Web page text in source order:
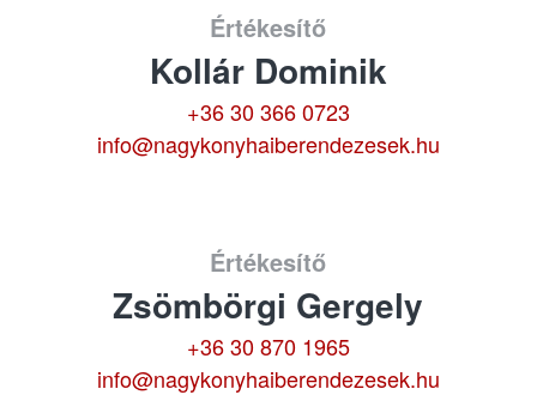
Értékesítő
Kollár Dominik
+36 30 366 0723
info@nagykonyhaiberendezesek.hu
Értékesítő
Zsömbörgi Gergely
+36 30 870 1965
info@nagykonyhaiberendezesek.hu